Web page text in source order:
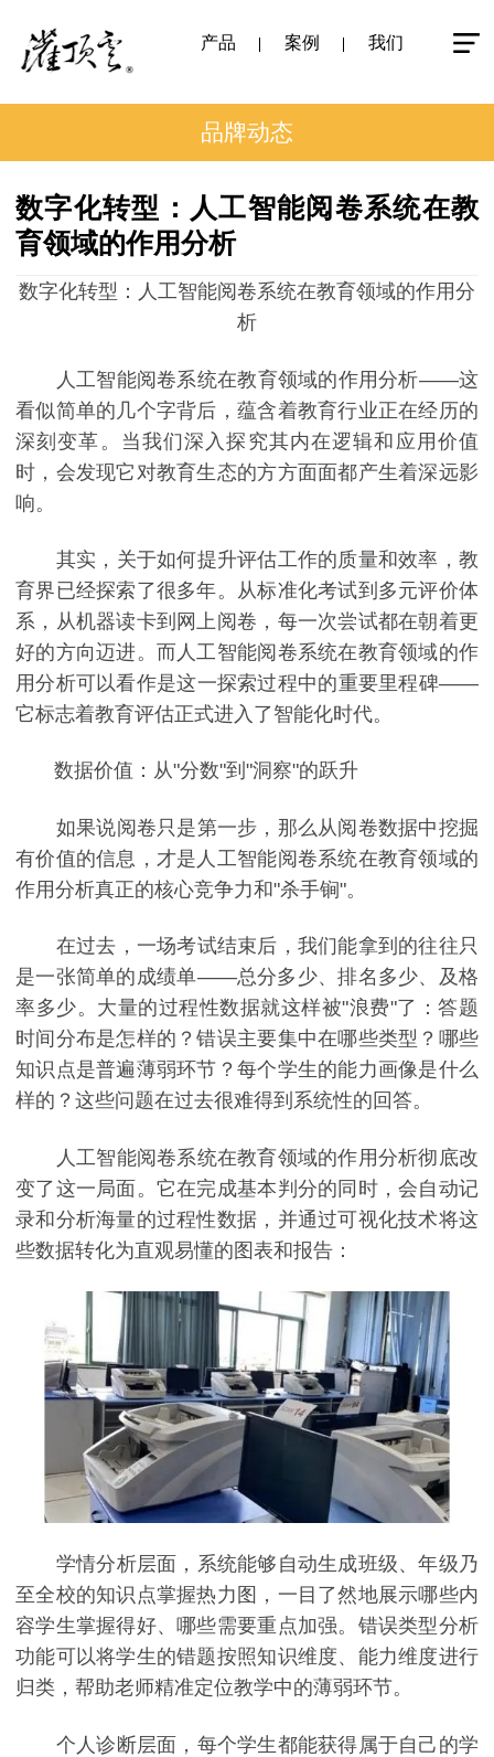
产品 案例 我们
品牌动态
数字化转型：人工智能阅卷系统在教
育领域的作用分析
数字化转型：人工智能阅卷系统在教育领域的作用分
析
人工智能阅卷系统在教育领域的作用分析——这
看似简单的几个字背后，蕴含着教育行业正在经历的
深刻变革。当我们深入探究其内在逻辑和应用价值
时，会发现它对教育生态的方方面面都产生着深远影
响。
其实，关于如何提升评估工作的质量和效率，教
育界已经探索了很多年。从标准化考试到多元评价体
系，从机器读卡到网上阅卷，每一次尝试都在朝着更
好的方向迈进。而人工智能阅卷系统在教育领域的作
用分析可以看作是这一探索过程中的重要里程碑——
它标志着教育评估正式进入了智能化时代。
数据价值：从"分数"到"洞察"的跃升
如果说阅卷只是第一步，那么从阅卷数据中挖掘
有价值的信息，才是人工智能阅卷系统在教育领域的
作用分析真正的核心竞争力和"杀手锏"。
在过去，一场考试结束后，我们能拿到的往往只
是一张简单的成绩单——总分多少、排名多少、及格
率多少。大量的过程性数据就这样被"浪费"了：答题
时间分布是怎样的？错误主要集中在哪些类型？哪些
知识点是普遍薄弱环节？每个学生的能力画像是什么
样的？这些问题在过去很难得到系统性的回答。
人工智能阅卷系统在教育领域的作用分析彻底改
变了这一局面。它在完成基本判分的同时，会自动记
录和分析海量的过程性数据，并通过可视化技术将这
些数据转化为直观易懂的图表和报告：
学情分析层面，系统能够自动生成班级、年级乃
至全校的知识点掌握热力图，一目了然地展示哪些内
容学生掌握得好、哪些需要重点加强。错误类型分析
功能可以将学生的错题按照知识维度、能力维度进行
归类，帮助老师精准定位教学中的薄弱环节。
个人诊断层面，每个学生都能获得属于自己的学